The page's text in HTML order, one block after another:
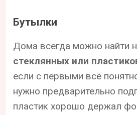
Бутылки
Дома всегда можно найти
стеклянных или
если с первыми всё
нужно предварительно
пластик хорошо держал